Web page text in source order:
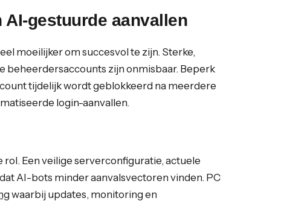
gestuurde aanvallen
moeilijker om succesvol te zijn. Sterke,
beheerdersaccounts zijn onmisbaar. Beperk
tijdelijk wordt geblokkeerd na meerdere
login-aanvallen.
Een veilige serverconfiguratie, actuele
AI-bots minder aanvalsvectoren vinden. PC
waarbij updates, monitoring en